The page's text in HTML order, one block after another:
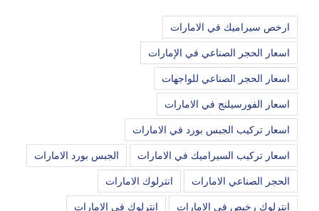
ارخص سيراميك في الامارات
اسعار الحجر الصناعي في الإمارات
اسعار الحجر الصناعي للواجهات
اسعار الفورسيلنج في الامارات
اسعار تركيب الجبس بورد في الامارات
اسعار تركيب السيراميك في الامارات الجبس بورد الامارات
الحجر الصناعي الامارات انترلوك الامارات
انترلوك رخيص في الامارات انترلوك في الامارات